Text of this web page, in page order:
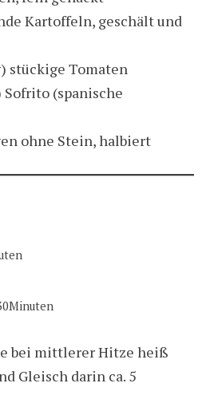
Kartoffeln, geschält und
stückige Tomaten
Sofrito (spanische
ohne Stein, halbiert
bei mittlerer Hitze heiß
Gleisch darin ca. 5